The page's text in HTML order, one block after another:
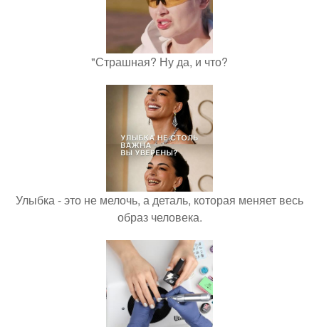
"Страшная? Ну да, и что?
Улыбка - это не мелочь, а деталь, которая меняет весь
образ человека.